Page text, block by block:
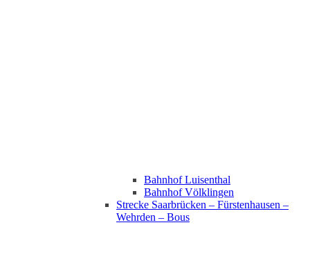
Bahnhof Luisenthal
Bahnhof Völklingen
Strecke Saarbrücken – Fürstenhausen –
Wehrden – Bous